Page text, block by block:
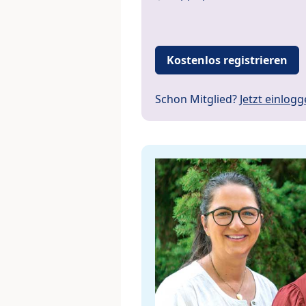
Kostenlos registrieren
Schon Mitglied? Jetzt